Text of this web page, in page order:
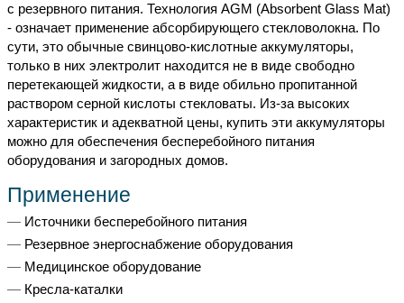
с резервного питания. Технология AGM (Absorbent Glass Mat)
- означает применение абсорбирующего стекловолокна. По
сути, это обычные свинцово-кислотные аккумуляторы,
только в них электролит находится не в виде свободно
перетекающей жидкости, а в виде обильно пропитанной
раствором серной кислоты стекловаты. Из-за высоких
характеристик и адекватной цены, купить эти аккумуляторы
можно для обеспечения бесперебойного питания
оборудования и загородных домов.
Применение
Источники бесперебойного питания
Резервное энергоснабжение оборудования
Медицинское оборудование
Кресла-каталки